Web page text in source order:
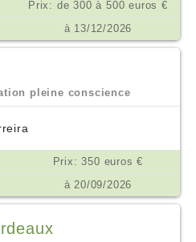
Prix: de 300 à 500 euros €
à 13/12/2026
pleine conscience
Prix: 350 euros €
à 20/09/2026